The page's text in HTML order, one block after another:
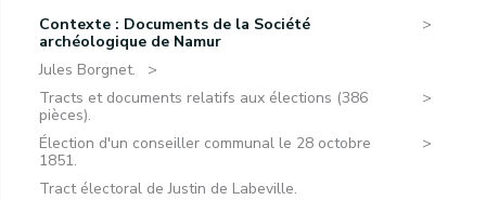
Contexte : Documents de la Société
archéologique de Namur
Jules Borgnet.
Tracts et documents relatifs aux élections (386
pièces).
Élection d'un conseiller communal le 28 octobre
1851.
Tract électoral de Justin de Labeville.